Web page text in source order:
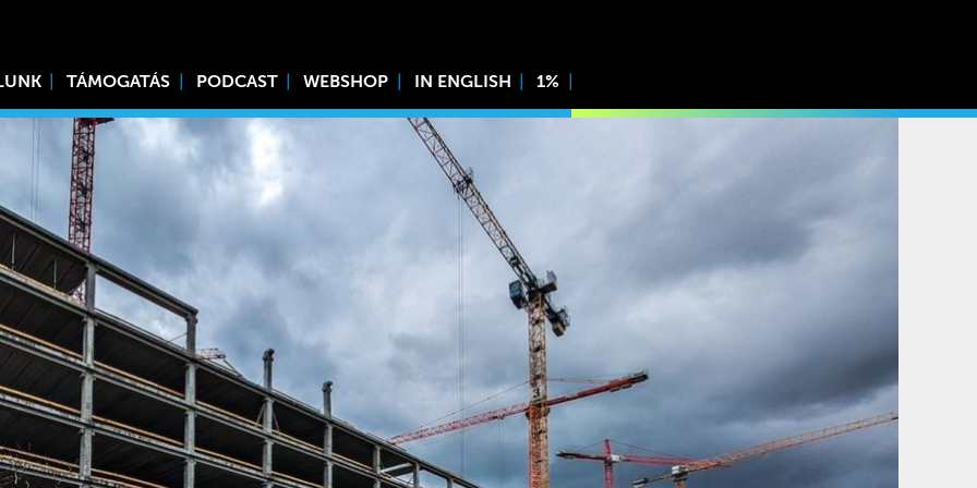
TÁMOGATÁS PODCAST WEBSHOP IN ENGLISH 1%